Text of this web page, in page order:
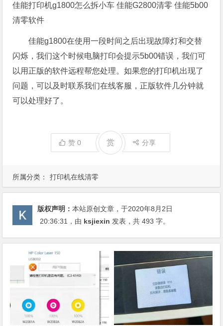
所属分类： 打印机在线清零
佳能打印机g1800怎么拆小车 佳能G2800清零 佳能5b00
清零软件
佳能g1800在使用一段时间之后出现故障灯和交替
闪烁，我们这个时候电脑打印会提示5b00错误，我们可
以用正版的软件远程帮您处理。如果您的打印机出现了
问题，可以及时联系我们在线客服，正版软件几分钟就
可以处理好了。
赞0 赏 分享
版权声明：本站原创文章，于2020年8月2日
20:36:31 ，由 ksjiexin 发表，共 493 字。